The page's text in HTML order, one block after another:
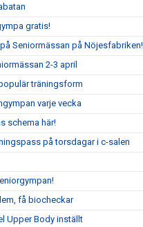
gratis!
Seniormässan på Nöjesfabriken!
2-3 april
träningsform
varje vecka
schema här!
på torsdagar i c-salen
få biocheckar
Upper Body inställt